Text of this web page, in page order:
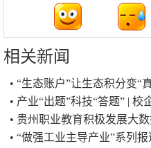
相关新闻
• “生态账户”让生态积分变“
• 产业“出题”科技“答题” |
• 贵州职业教育积极发展大
• “做强工业主导产业”系列